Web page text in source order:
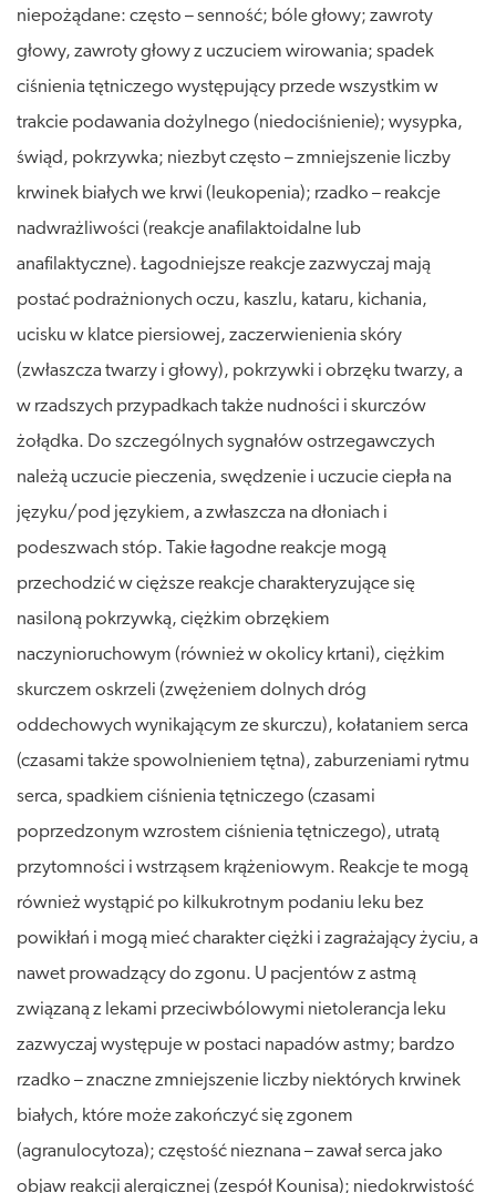
niepożądane: często – senność; bóle głowy; zawroty
głowy, zawroty głowy z uczuciem wirowania; spadek
ciśnienia tętniczego występujący przede wszystkim w
trakcie podawania dożylnego (niedociśnienie); wysypka,
świąd, pokrzywka; niezbyt często – zmniejszenie liczby
krwinek białych we krwi (leukopenia); rzadko – reakcje
nadwrażliwości (reakcje anafilaktoidalne lub
anafilaktyczne). Łagodniejsze reakcje zazwyczaj mają
postać podrażnionych oczu, kaszlu, kataru, kichania,
ucisku w klatce piersiowej, zaczerwienienia skóry
(zwłaszcza twarzy i głowy), pokrzywki i obrzęku twarzy, a
w rzadszych przypadkach także nudności i skurczów
żołądka. Do szczególnych sygnałów ostrzegawczych
należą uczucie pieczenia, swędzenie i uczucie ciepła na
języku/pod językiem, a zwłaszcza na dłoniach i
podeszwach stóp. Takie łagodne reakcje mogą
przechodzić w cięższe reakcje charakteryzujące się
nasiloną pokrzywką, ciężkim obrzękiem
naczynioruchowym (również w okolicy krtani), ciężkim
skurczem oskrzeli (zwężeniem dolnych dróg
oddechowych wynikającym ze skurczu), kołataniem serca
(czasami także spowolnieniem tętna), zaburzeniami rytmu
serca, spadkiem ciśnienia tętniczego (czasami
poprzedzonym wzrostem ciśnienia tętniczego), utratą
przytomności i wstrząsem krążeniowym. Reakcje te mogą
również wystąpić po kilkukrotnym podaniu leku bez
powikłań i mogą mieć charakter ciężki i zagrażający życiu, a
nawet prowadzący do zgonu. U pacjentów z astmą
związaną z lekami przeciwbólowymi nietolerancja leku
zazwyczaj występuje w postaci napadów astmy; bardzo
rzadko – znaczne zmniejszenie liczby niektórych krwinek
białych, które może zakończyć się zgonem
(agranulocytoza); częstość nieznana – zawał serca jako
objaw reakcji alergicznej (zespół Kounisa); niedokrwistość